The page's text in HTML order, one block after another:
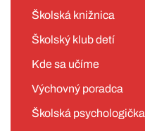
Školská knižnica
Školský klub detí
Kde sa učíme
Výchovný poradca
Školská psychologička